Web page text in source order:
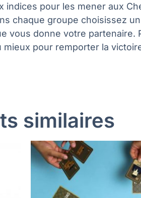
pour les mener aux
chaque groupe choisissez
vous donne votre
pour remporter la
similaires